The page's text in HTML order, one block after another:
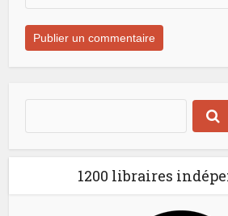
1200 libraires